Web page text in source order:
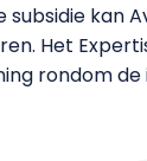
subsidie
Het
rondom de